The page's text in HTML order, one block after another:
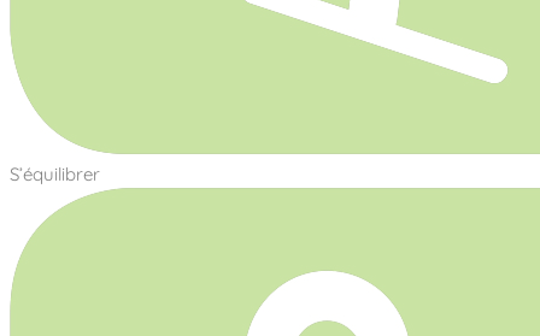
S’équilibrer